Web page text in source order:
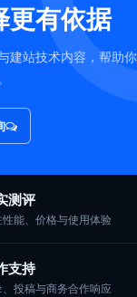
更有依据
建站技术内容，帮助你
测评
性能、价格与使用体验
支持
投稿与商务合作响应